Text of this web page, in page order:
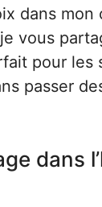
dans mon
vous
pour les
passer
dans